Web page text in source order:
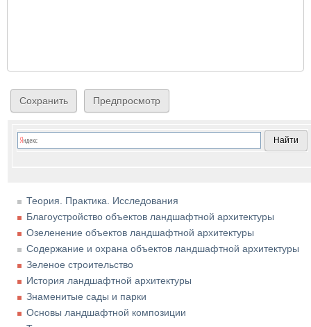
Теория. Практика. Исследования
Благоустройство объектов ландшафтной архитектуры
Озеленение объектов ландшафтной архитектуры
Содержание и охрана объектов ландшафтной архитектуры
Зеленое строительство
История ландшафтной архитектуры
Знаменитые сады и парки
Основы ландшафтной композиции